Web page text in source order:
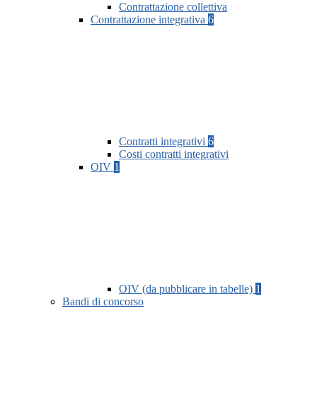
Contrattazione collettiva
Contrattazione integrativa 6
Contratti integrativi 6
Costi contratti integrativi
OIV 1
OIV (da pubblicare in tabelle) 1
Bandi di concorso